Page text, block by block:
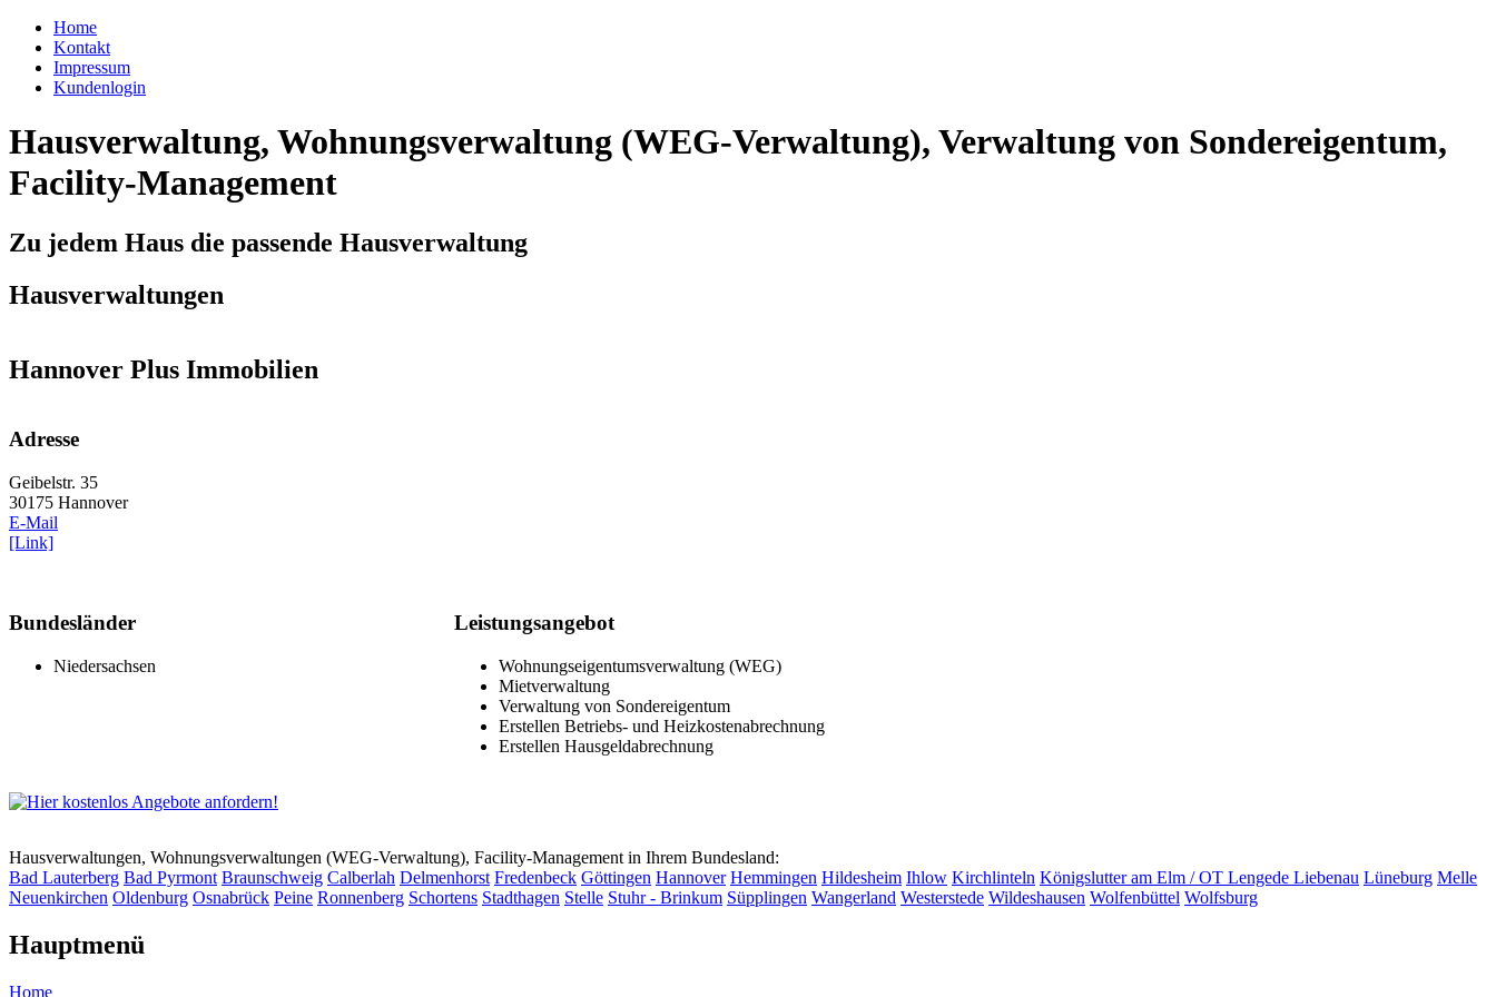
Home
Kontakt
Impressum
Kundenlogin
Hausverwaltung, Wohnungsverwaltung (WEG-Verwaltung), Verwaltung von Sondereigentum,
Facility-Management
Zu jedem Haus die passende Hausverwaltung
Hausverwaltungen
Hannover Plus Immobilien
Adresse
Geibelstr. 35
30175 Hannover
E-Mail
[Link]
Bundesländer
Niedersachsen
Leistungsangebot
Wohnungseigentumsverwaltung (WEG)
Mietverwaltung
Verwaltung von Sondereigentum
Erstellen Betriebs- und Heizkostenabrechnung
Erstellen Hausgeldabrechnung
Hausverwaltungen, Wohnungsverwaltungen (WEG-Verwaltung), Facility-Management in Ihrem Bundesland:
Bad Lauterberg Bad Pyrmont Braunschweig Calberlah Delmenhorst Fredenbeck Göttingen Hannover Hemmingen Hildesheim Ihlow Kirchlinteln Königslutter am Elm / OT Lengede Liebenau Lüneburg Melle
Neuenkirchen Oldenburg Osnabrück Peine Ronnenberg Schortens Stadthagen Stelle Stuhr - Brinkum Süpplingen Wangerland Westerstede Wildeshausen Wolfenbüttel Wolfsburg
Hauptmenü
Home